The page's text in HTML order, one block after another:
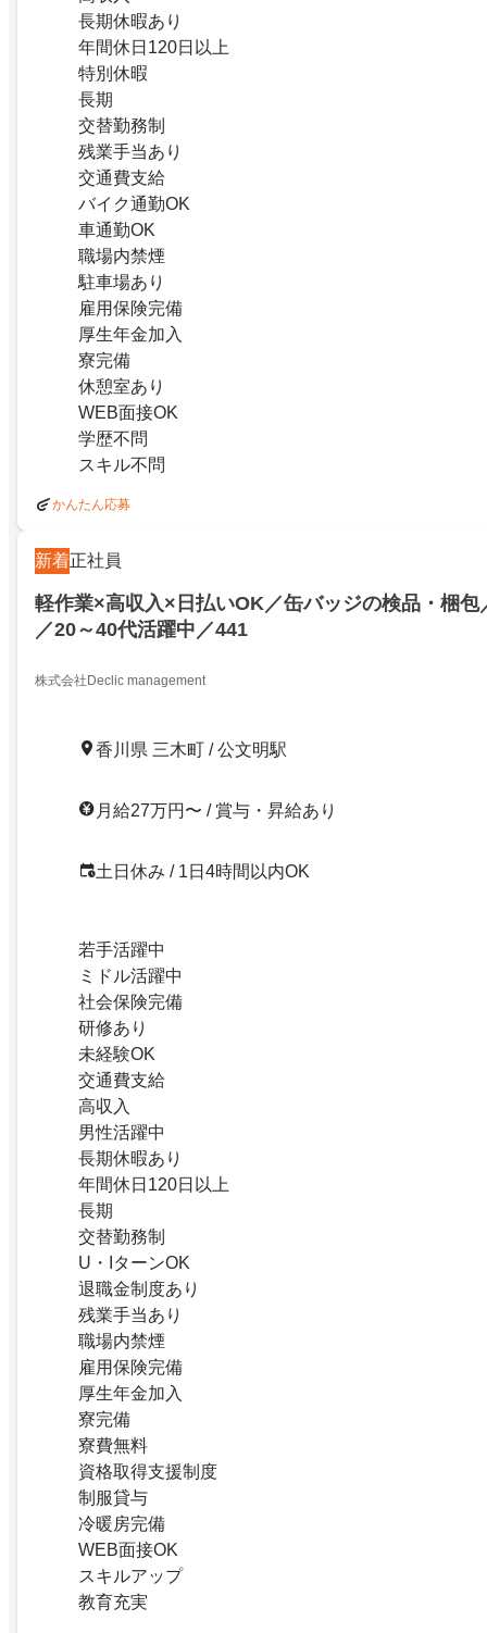
長期休暇あり
年間休日120日以上
特別休暇
長期
交替勤務制
残業手当あり
交通費支給
バイク通勤OK
車通勤OK
職場内禁煙
駐車場あり
雇用保険完備
厚生年金加入
寮完備
休憩室あり
WEB面接OK
学歴不問
スキル不問
かんたん応募
新着正社員
軽作業×高収入×日払いOK／缶バッジの検品・梱包
／20～40代活躍中／441
株式会社Declic management
香川県 三木町 / 公文明駅
月給27万円〜 / 賞与・昇給あり
土日休み / 1日4時間以内OK
若手活躍中
ミドル活躍中
社会保険完備
研修あり
未経験OK
交通費支給
高収入
男性活躍中
長期休暇あり
年間休日120日以上
長期
交替勤務制
U・IターンOK
退職金制度あり
残業手当あり
職場内禁煙
雇用保険完備
厚生年金加入
寮完備
寮費無料
資格取得支援制度
制服貸与
冷暖房完備
WEB面接OK
スキルアップ
教育充実